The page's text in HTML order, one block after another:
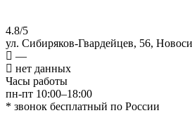
4.8/5
ул. Сибиряков-Гвардейцев, 56,
—
нет данных
Часы работы
пн-пт 10:00–18:00
* звонок бесплатный по России